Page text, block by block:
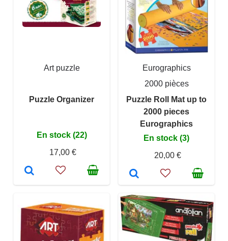
Art puzzle
Puzzle Organizer
En stock (22)
17,00 €
Eurographics
2000 pièces
Puzzle Roll Mat up to
2000 pieces
Eurographics
En stock (3)
20,00 €